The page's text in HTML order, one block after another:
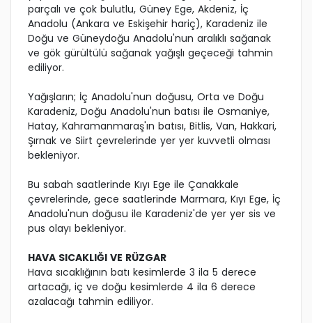
parçalı ve çok bulutlu, Güney Ege, Akdeniz, İç
Anadolu (Ankara ve Eskişehir hariç), Karadeniz ile
Doğu ve Güneydoğu Anadolu'nun aralıklı sağanak
ve gök gürültülü sağanak yağışlı geçeceği tahmin
ediliyor.
Yağışların; İç Anadolu'nun doğusu, Orta ve Doğu
Karadeniz, Doğu Anadolu'nun batısı ile Osmaniye,
Hatay, Kahramanmaraş'ın batısı, Bitlis, Van, Hakkari,
Şırnak ve Siirt çevrelerinde yer yer kuvvetli olması
bekleniyor.
Bu sabah saatlerinde Kıyı Ege ile Çanakkale
çevrelerinde, gece saatlerinde Marmara, Kıyı Ege, İç
Anadolu'nun doğusu ile Karadeniz'de yer yer sis ve
pus olayı bekleniyor.
HAVA SICAKLIĞI VE RÜZGAR
Hava sıcaklığının batı kesimlerde 3 ila 5 derece
artacağı, iç ve doğu kesimlerde 4 ila 6 derece
azalacağı tahmin ediliyor.